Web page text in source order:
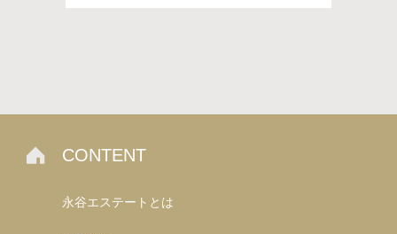
CONTENT
永谷エステートとは